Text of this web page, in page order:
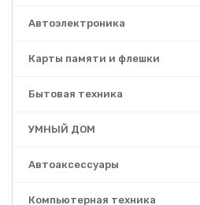
Автоэлектроника
Карты памяти и флешки
Бытовая техника
УМНЫЙ ДОМ
Автоаксессуары
Компьютерная техника